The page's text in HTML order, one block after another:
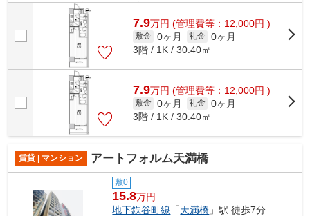
建てで、街並みに溶け込んだ落ち着いた...
7.9万円 (管理費等：12,000円 )
敷金 0ヶ月 礼金 0ヶ月
3階 / 1K / 30.40㎡
7.9万円 (管理費等：12,000円 )
敷金 0ヶ月 礼金 0ヶ月
3階 / 1K / 30.40㎡
賃貸 | マンション アートフォルム天満橋
敷0
15.8万円
地下鉄谷町線 「天満橋 」駅 徒歩7分